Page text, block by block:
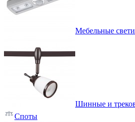
Мебельные
Шинные и
Споты